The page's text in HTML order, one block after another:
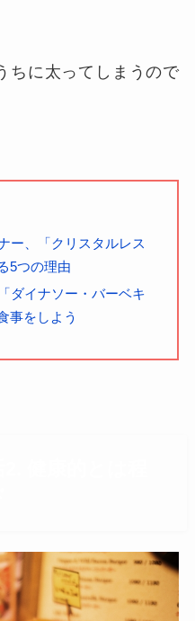
ちに太ってしまうので
ー、「クリスタルレス
5つの理由
ダイナソー・バーベキ
事をしよう